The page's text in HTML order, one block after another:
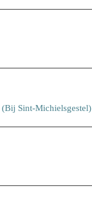
(Bij Sint-Michielsgestel)